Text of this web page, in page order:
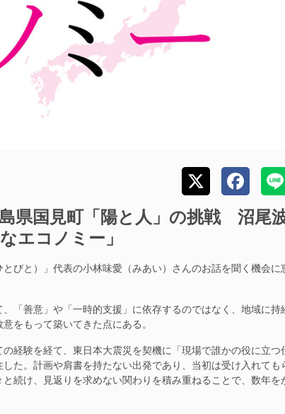
県国見町「陽と人」の挑戦 沼尾
エコノミー」
びと）」代表の小林味愛（みあい）さんのお話を聞く機会に
「善意」や「一時的支援」に依存するのではなく、地域に持
をもって築いてきた点にある。
経験を経て、東日本大震災を契機に「現場で誰かの役に立つ
た。計画や肩書を持たない出発であり、当初は受け入れても
続け、見返りを求めない関わりを積み重ねることで、数年を